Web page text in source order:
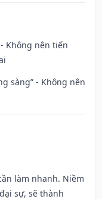
Không nên tiến
sàng” - Không nên
làm nhanh. Niềm
sự, sẽ thành